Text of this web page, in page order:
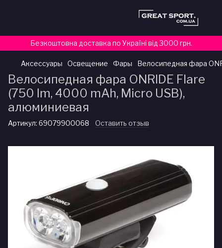
Безкоштовна доставка по Україні від 3000 грн.
Аксессуары Освещение Фары Велосипедная фара
Велосипедная фара ONRIDE Flare
(750 lm, 4000 mAh, Micro USB),
алюминиевая
Артикул: 69079900068 Оставить отзыв